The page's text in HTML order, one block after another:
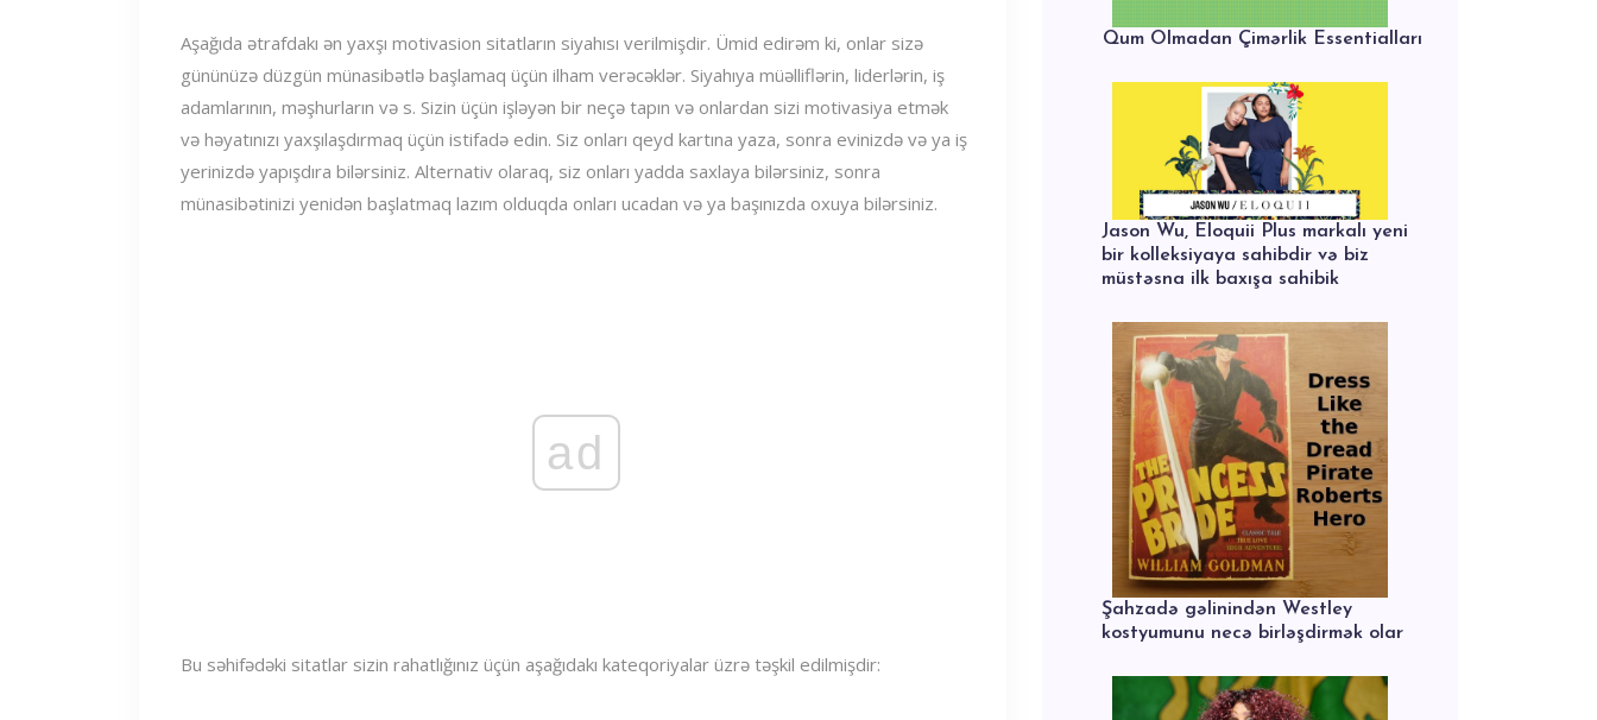
Aşağıda ətrafdakı ən yaxşı motivasion sitatların siyahısı verilmişdir. Ümid edirəm ki, onlar sizə
gününüzə düzgün münasibətlə başlamaq üçün ilham verəcəklər. Siyahıya müəlliflərin, liderlərin, iş
adamlarının, məşhurların və s. Sizin üçün işləyən bir neçə tapın və onlardan sizi motivasiya etmək
və həyatınızı yaxşılaşdırmaq üçün istifadə edin. Siz onları qeyd kartına yaza, sonra evinizdə və ya iş
yerinizdə yapışdıra bilərsiniz. Alternativ olaraq, siz onları yadda saxlaya bilərsiniz, sonra
münasibətinizi yenidən başlatmaq lazım olduqda onları ucadan və ya başınızda oxuya bilərsiniz.
ad
Bu səhifədəki sitatlar sizin rahatlığınız üçün aşağıdakı kateqoriyalar üzrə təşkil edilmişdir:
Qum Olmadan Çimərlik Essentialları
Jason Wu, Eloquii Plus markalı yeni
bir kolleksiyaya sahibdir və biz
müstəsna ilk baxışa sahibik
Şahzadə gəlinindən Westley
kostyumunu necə birləşdirmək olar